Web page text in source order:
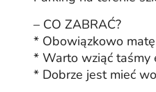
– CO ZABRAĆ?
* Obowiązkowo
* Warto wziąć taśmy
* Dobrze jest mieć